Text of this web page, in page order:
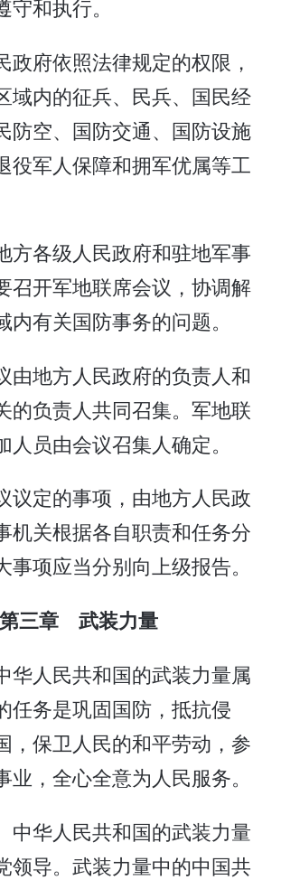
和执行。
政府依照法律规定的权限，
域内的征兵、民兵、国民经
防空、国防交通、国防设施
役军人保障和拥军优属等工
各级人民政府和驻地军事
召开军地联席会议，协调解
内有关国防事务的问题。
由地方人民政府的负责人和
的负责人共同召集。军地联
人员由会议召集人确定。
议定的事项，由地方人民政
机关根据各自职责和任务分
事项应当分别向上级报告。
第三章 武装力量
人民共和国的武装力量属
任务是巩固国防，抵抗侵
，保卫人民的和平劳动，参
业，全心全意为人民服务。
华人民共和国的武装力量
领导。武装力量中的中国共